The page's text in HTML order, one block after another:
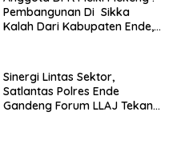
Pembangunan Di Sikka
Kalah Dari Kabupaten Ende,
Sinergi Lintas Sektor,
Satlantas Polres Ende
Gandeng Forum LLAJ Tekan